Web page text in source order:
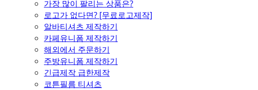
가장 많이 팔리는 상품은?
로고가 없다면? [무료로고제작]
알바티셔츠 제작하기
카페유니폼 제작하기
해외에서 주문하기
주방유니폼 제작하기
긴급제작 급한제작
코튼필름 티셔츠